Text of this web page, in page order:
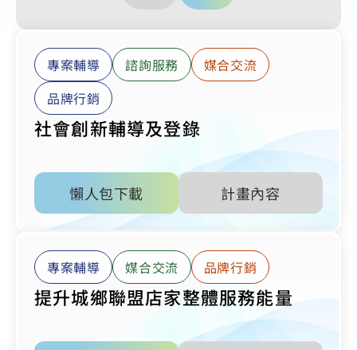
專案輔導 諮詢服務
媒合交流
品牌行銷
社會創新輔導及登錄
懶人包下載 計畫內容
專案輔導 媒合交流 品牌行銷
提升城鄉聯盟店家整體服務能量